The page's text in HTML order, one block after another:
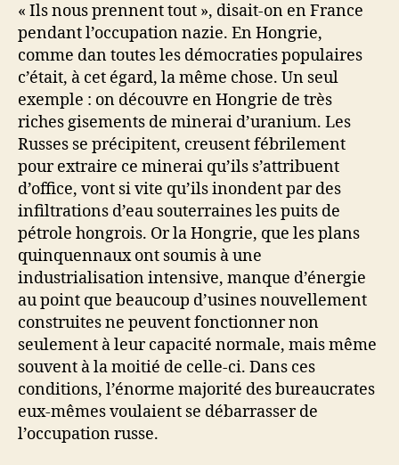
« Ils nous prennent tout », disait-on en France
pendant l’occupation nazie. En Hongrie,
comme dan toutes les démocraties populaires
c’était, à cet égard, la même chose. Un seul
exemple : on découvre en Hongrie de très
riches gisements de minerai d’uranium. Les
Russes se précipitent, creusent fébrilement
pour extraire ce minerai qu’ils s’attribuent
d’office, vont si vite qu’ils inondent par des
infiltrations d’eau souterraines les puits de
pétrole hongrois. Or la Hongrie, que les plans
quinquennaux ont soumis à une
industrialisation intensive, manque d’énergie
au point que beaucoup d’usines nouvellement
construites ne peuvent fonctionner non
seulement à leur capacité normale, mais même
souvent à la moitié de celle-ci. Dans ces
conditions, l’énorme majorité des bureaucrates
eux-mêmes voulaient se débarrasser de
l’occupation russe.